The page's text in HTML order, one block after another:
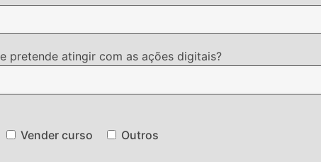
pretende atingir com as ações digitais?
Vender curso Outros